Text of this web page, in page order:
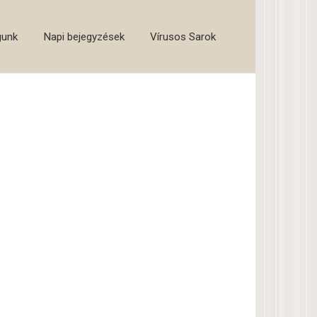
Napi bejegyzések Vírusos Sarok